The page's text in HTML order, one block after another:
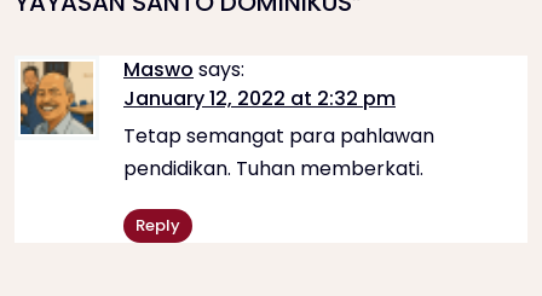
a
Maswo says:
January 12, 2022 at 2:32 pm
Tetap semangat para pahlawan
pendidikan. Tuhan memberkati.
Reply